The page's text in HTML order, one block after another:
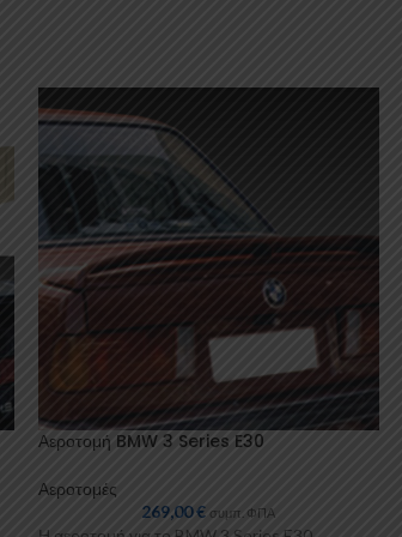
Αεροτομή BMW 3 Series E30
Αεροτομές
269,00€ συμπ. ΦΠΑ